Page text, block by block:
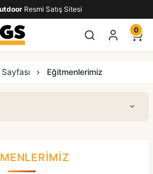
Resmi Satış Sitesi
0
Eğitmenlerimiz